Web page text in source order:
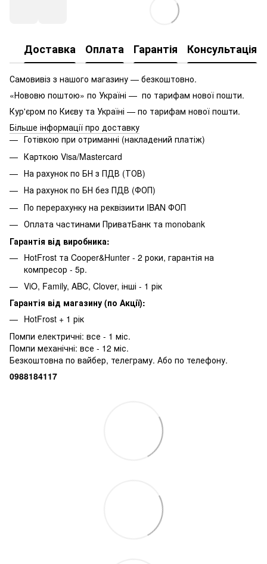
Доставка Оплата Гарантія Консультація
Самовивіз з нашого магазину — безкоштовно.
«Нововю поштою» по Україні — по тарифам нової пошти.
Кур'єром по Києву та Україні — по тарифам нової пошти.
Більше інформації про доставку
Готівкою при отриманні (накладений платіж)
Карткою Visa/Mastercard
На рахунок по БН з ПДВ (ТОВ)
На рахунок по БН без ПДВ (ФОП)
По перерахунку на реквізиити IBAN ФОП
Оплата частинами ПриватБанк та monobank
Гарантія від виробника:
HotFrost та Cooper&Hunter - 2 роки, гарантія на
компресор - 5р.
ViO, Family, ABC, Clover, інші - 1 рік
Гарантія від магазину (по Акції):
HotFrost + 1 рік
Помпи електричні: все - 1 міс.
Помпи механічні: все - 12 міс.
Безкоштовна по вайбер, телеграму. Або по телефону.
0988184117